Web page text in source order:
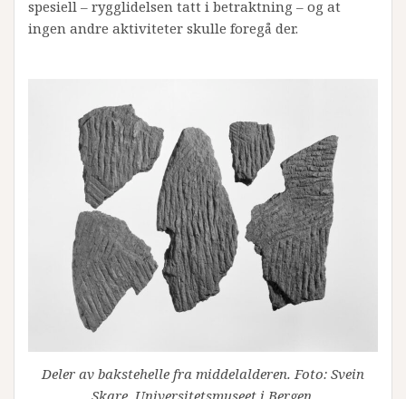
spesiell – rygglidelsen tatt i betraktning – og at
ingen andre aktiviteter skulle foregå der.
Deler av bakstehelle fra middelalderen. Foto: Svein